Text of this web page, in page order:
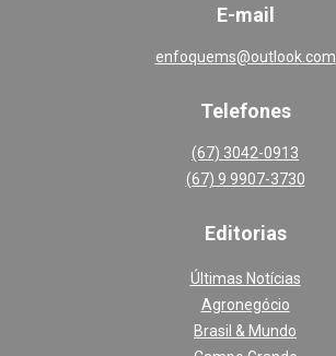
E-mail
enfoquems@outlook.com
Telefones
(67) 3042-0913
(67) 9 9907-3730
Editorias
Últimas Notícias
Agronegócio
Brasil & Mundo